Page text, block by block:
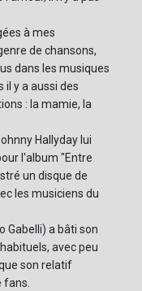
à mes
de chansons,
dans les musiques
il y a aussi des
: la mamie, la
Hallyday lui
l'album "Entre
un disque de
les musiciens du
Gabelli) a bâti son
avec peu
son relatif